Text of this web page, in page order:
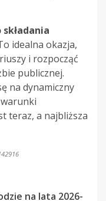
idealna okazja,
i rozpocząć
publicznej.
na dynamiczny
teraz, a najbliższa
na lata 2026-